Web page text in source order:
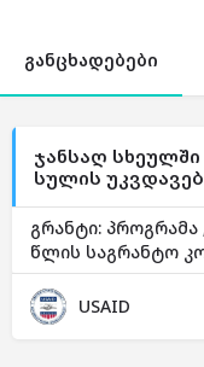
განცხადებები
ჯანსაღ
სულის
გრანტი: პროგრამა
წლის საგრანტო
USAID